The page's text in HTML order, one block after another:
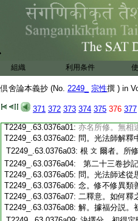
組織 利用条件
倶舍論本義抄 (No. 2249_ 宗性撰 ) in
371 372 373 374 375 376 377
T2249_.63.0375c20:根者。無始所失
T2249_.63.0375c21:人。煗善根初念
T2249_.63.0375c22: 去起者。得而非
T2249_.63.0375c23: 如彼光法師餘處
若過去者。名
T2249_.63.0375c25:也。故煗善根初
T2249_.63.0375c26: 亦得彼無始所失
T2249_.63.0375c27: 次。於今論餘處
T2249_.63.0375c28:
T2249_.63.0375c29: 勝曾得故亦名未
T2249_.63.0376a01: 亦名所修。無相
T2249_.63.0376a02: 問。光法師解釋
T2249_.63.0376a03: 根 文 爾者。所
T2249_.63.0376a04:
第二十三卷抄
T2249_.63.0376a05: 問。光法師述從
T2249_.63.0376a06: 念。修不修異類
T2249_.63.0376a07: 二釋意。如何釋
T2249_.63.0376a08: 解。據福分説。